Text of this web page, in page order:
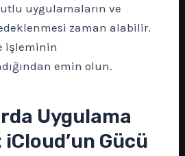
uygulamaların ve
zaman alabilir.
işleminin
emin olun.
Uygulama
Gücü